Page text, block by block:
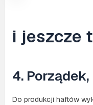
i jeszcze
4.
Do produkcji haftów